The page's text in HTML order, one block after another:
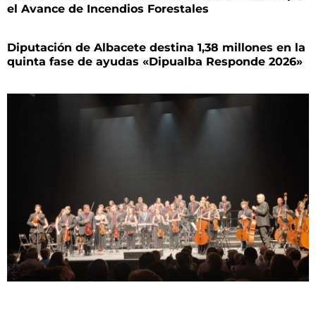
el Avance de Incendios Forestales
Diputación de Albacete destina 1,38 millones en la
quinta fase de ayudas «Dipualba Responde 2026»